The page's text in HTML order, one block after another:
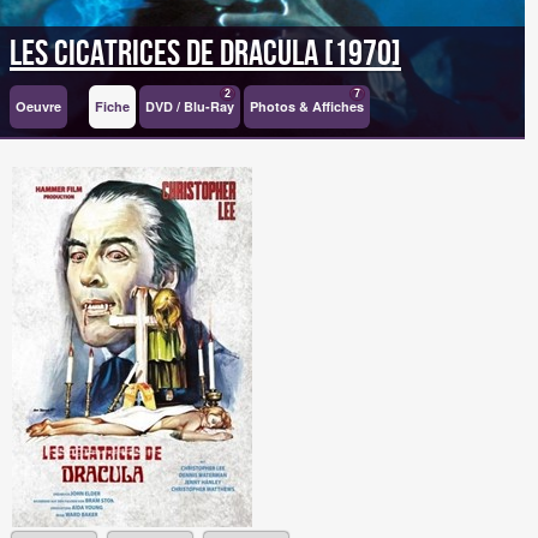
Les Cicatrices de Dracula [1970]
Oeuvre Fiche DVD / Blu-Ray
2
Photos & Affiches
7